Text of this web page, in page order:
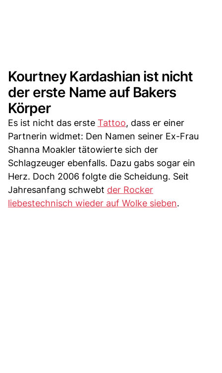
Kourtney Kardashian ist nicht
der erste Name auf Bakers
Körper
Es ist nicht das erste Tattoo, dass er einer
Partnerin widmet: Den Namen seiner Ex-Frau
Shanna Moakler tätowierte sich der
Schlagzeuger ebenfalls. Dazu gabs sogar ein
Herz. Doch 2006 folgte die Scheidung. Seit
Jahresanfang schwebt der Rocker
liebestechnisch wieder auf Wolke sieben.